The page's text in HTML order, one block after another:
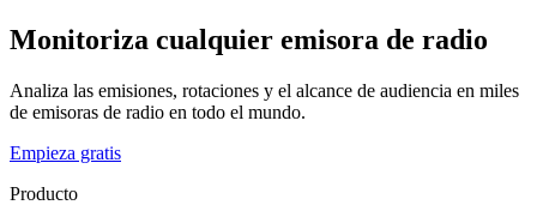
Monitoriza cualquier emisora de radio
Analiza las emisiones, rotaciones y el alcance de audiencia en miles
de emisoras de radio en todo el mundo.
Empieza gratis
Producto